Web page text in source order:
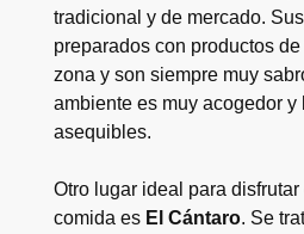
tradicional y de mercado.
preparados con productos
zona y son siempre muy
ambiente es muy acogedor
asequibles.
Otro lugar ideal para
comida es El Cántaro. Se